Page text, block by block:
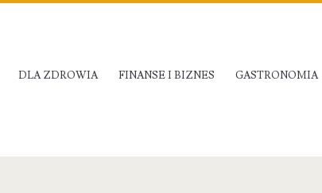
DLA ZDROWIA FINANSE I BIZNES GASTRONOMIA